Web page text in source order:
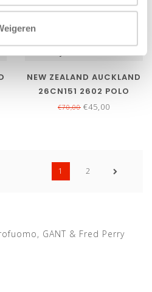
NEW ZEALAND AUCKLAND
26CN151 2602 POLO
BLAUW STRUCTUUR
€70,00 €45,00
1 2
GANT & Fred Perry